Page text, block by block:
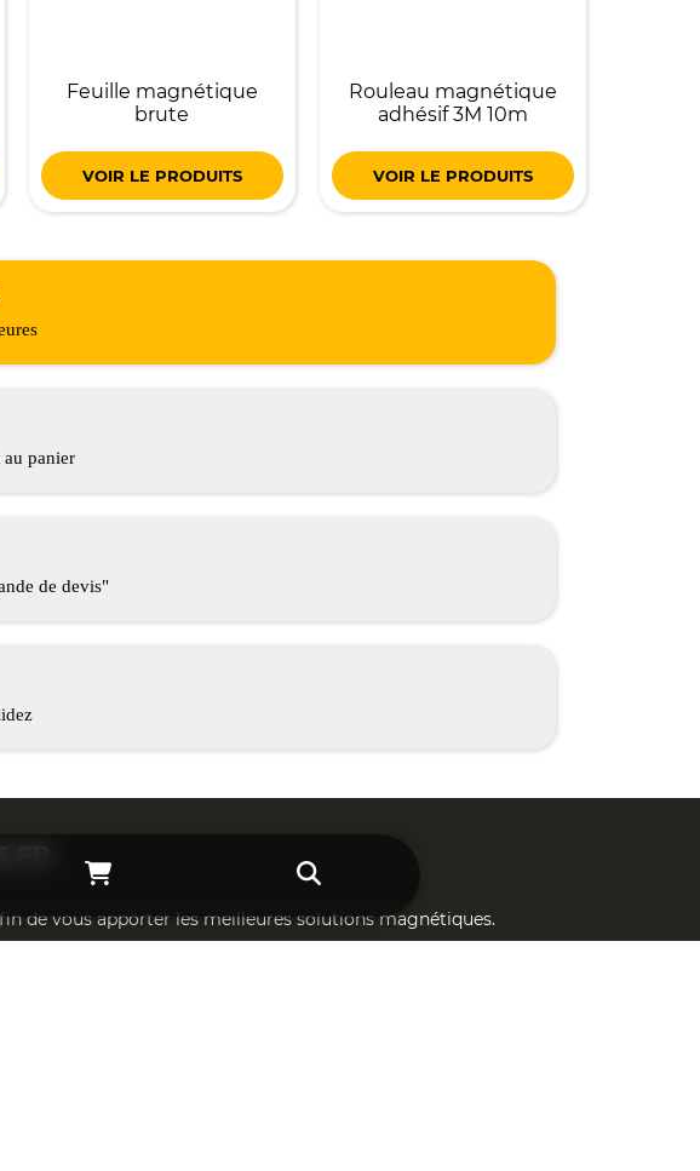
Feuille magnétique
brute
VOIR LE PRODUITS
Rouleau magnétique
adhésif 3M 10m
VOIR LE PRODUITS
panier
de devis"
de vous apporter les meilleures solutions magnétiques.